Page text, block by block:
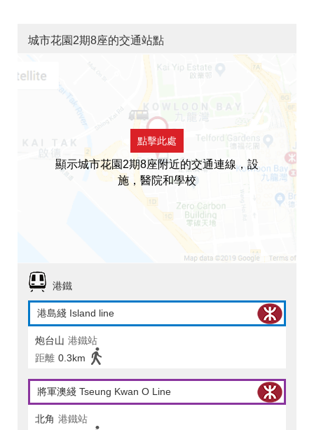
城市花園2期8座的交通站點
點擊此處
顯示城市花園2期8座附近的交通連線，設
施，醫院和學校
港鐵
港島綫 Island line
炮台山 港鐵站
距離 0.3km
將軍澳綫 Tseung Kwan O Line
北角 港鐵站